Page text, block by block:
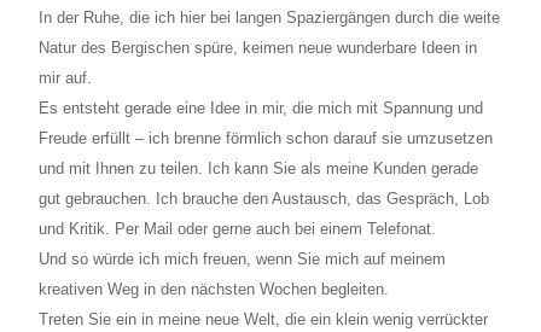
In der Ruhe, die ich hier bei langen Spaziergängen durch die weite
Natur des Bergischen spüre, keimen neue wunderbare Ideen in
mir auf.
Es entsteht gerade eine Idee in mir, die mich mit Spannung und
Freude erfüllt – ich brenne förmlich schon darauf sie umzusetzen
und mit Ihnen zu teilen. Ich kann Sie als meine Kunden gerade
gut gebrauchen. Ich brauche den Austausch, das Gespräch, Lob
und Kritik. Per Mail oder gerne auch bei einem Telefonat.
Und so würde ich mich freuen, wenn Sie mich auf meinem
kreativen Weg in den nächsten Wochen begleiten.
Treten Sie ein in meine neue Welt, die ein klein wenig verrückter